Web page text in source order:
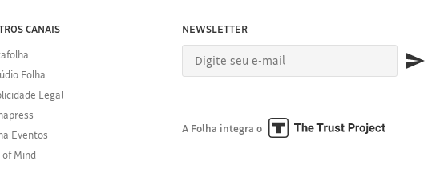
CANAIS
Folha
Legal
Eventos
of Mind
NEWSLETTER
A Folha integra o